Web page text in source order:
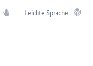
Leichte Sprache